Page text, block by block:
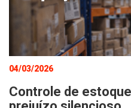
04/03/2026
Controle de